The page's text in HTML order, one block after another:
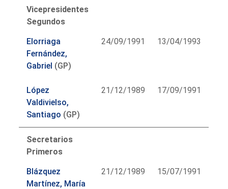
Vicepresidentes
Segundos
Elorriaga
Fernández,
Gabriel (GP)
24/09/1991 13/04/1993
López
Valdivielso,
Santiago (GP)
21/12/1989 17/09/1991
Secretarios
Primeros
Blázquez
Martínez, María
21/12/1989 15/07/1991